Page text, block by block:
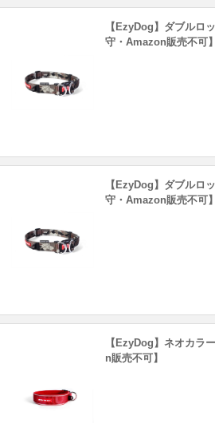
【EzyDog】ダブルロ
守・Amazon販売不可】
【EzyDog】ダブルロ
守・Amazon販売不可】
【EzyDog】ネオカラ
n販売不可】